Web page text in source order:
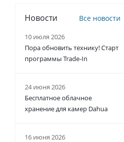
Новости Все новости
10 июля 2026
Пора обновить технику! Старт
программы Trade-In
24 июня 2026
Бесплатное облачное
хранение для камер Dahua
16 июня 2026